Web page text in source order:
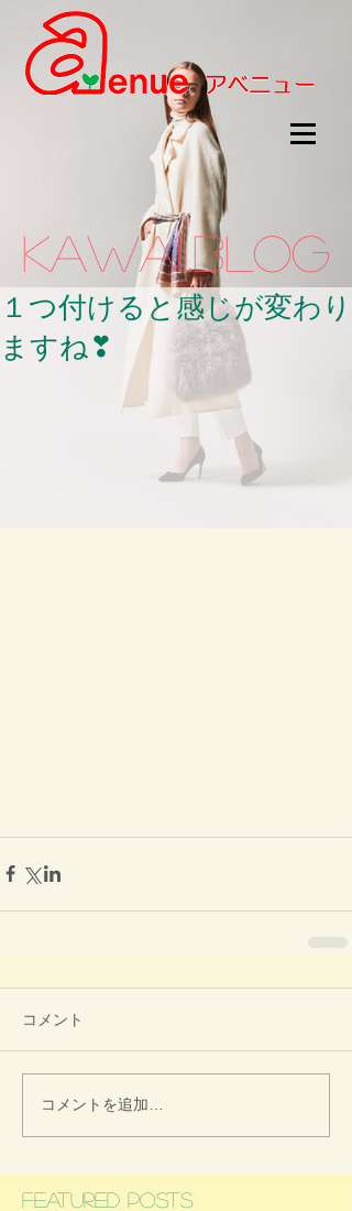
kawaii.BLOG
１つ付けると感じが変わり
ますね❣
コメント
コメントを追加…
Featured Posts